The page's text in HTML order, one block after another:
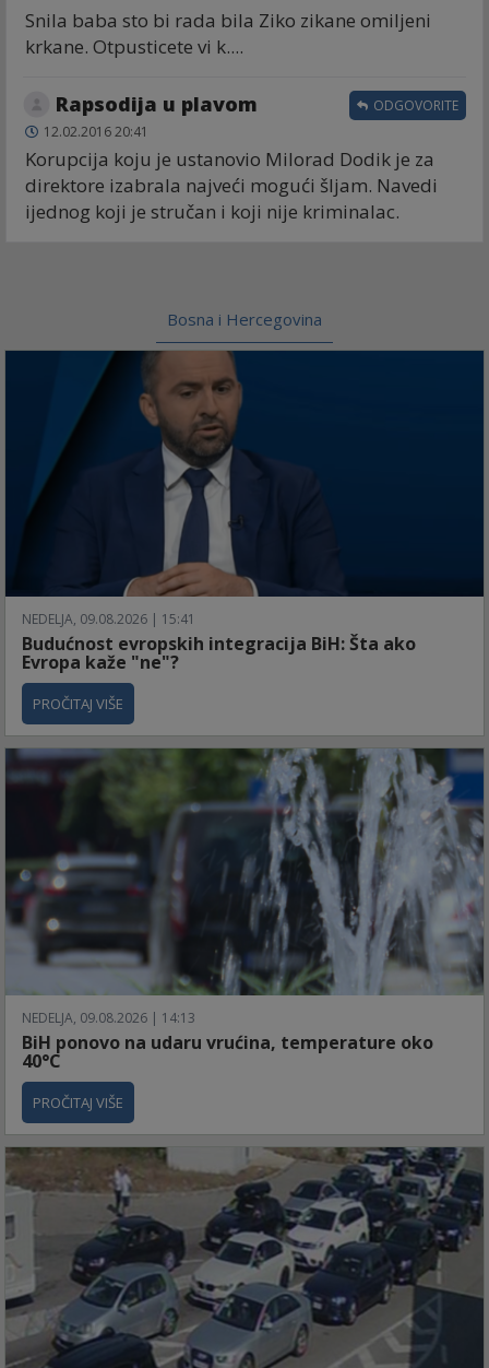
Snila baba sto bi rada bila Ziko zikane omiljeni
krkane. Otpusticete vi k....
Rapsodija u plavom
12.02.2016 20:41
Korupcija koju je ustanovio Milorad Dodik je za
direktore izabrala najveći mogući šljam. Navedi
ijednog koji je stručan i koji nije kriminalac.
ODGOVORITE
Bosna i Hercegovina
NEDELJA, 09.08.2026 | 15:41
Budućnost evropskih integracija BiH: Šta ako
Evropa kaže "ne"?
PROČITAJ VIŠE
NEDELJA, 09.08.2026 | 14:13
BiH ponovo na udaru vrućina, temperature oko
40°C
PROČITAJ VIŠE